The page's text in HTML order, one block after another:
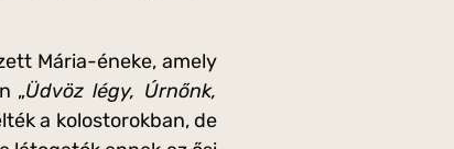
Mária-éneke, amely
„Üdvöz légy, Úrnőnk,
a kolostorokban, de